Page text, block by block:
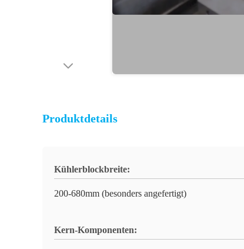
Produktdetails
Kühlerblockbreite:
200-680mm (besonders angefertigt)
Kern-Komponenten: